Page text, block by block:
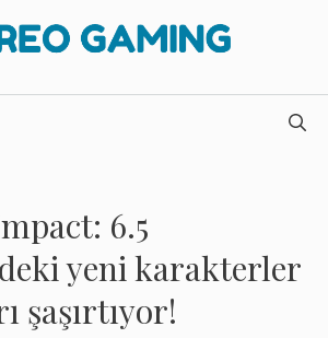
6.5
yeni karakterler
şaşırtıyor!